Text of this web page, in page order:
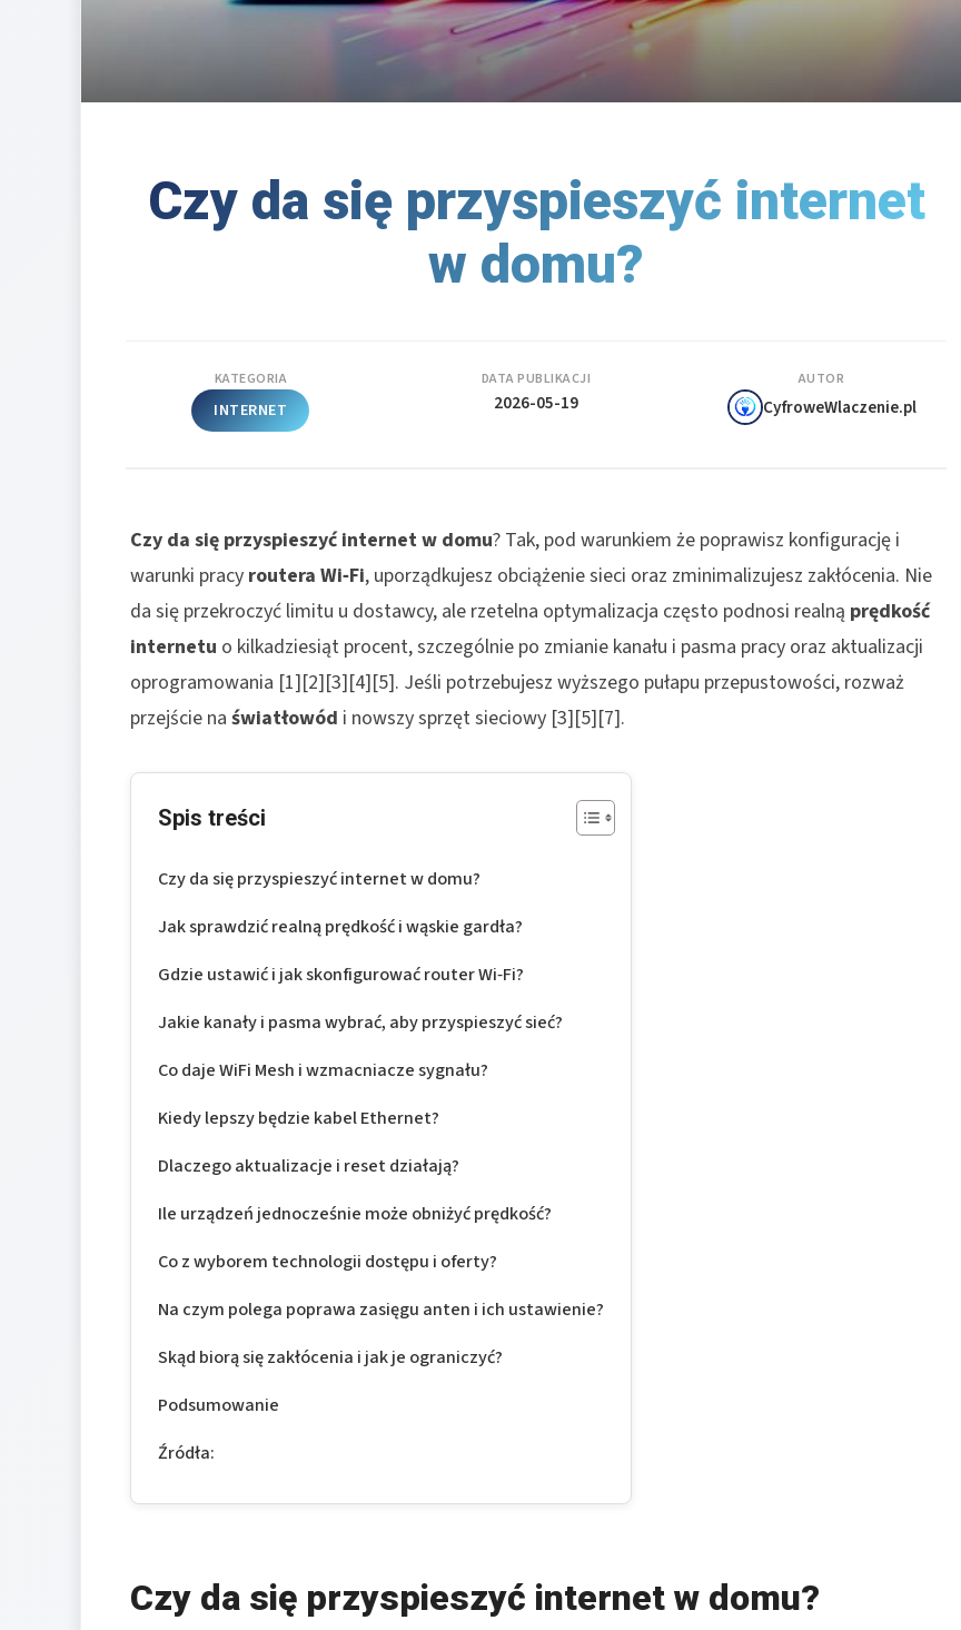
Czy da się przyspieszyć internet
w domu?
KATEGORIA
INTERNET
DATA PUBLIKACJI
2026-05-19
AUTOR
CyfroweWlaczenie.pl
Czy da się przyspieszyć internet w domu? Tak, pod warunkiem że poprawisz konfigurację i
warunki pracy routera Wi‑Fi, uporządkujesz obciążenie sieci oraz zminimalizujesz zakłócenia. Nie
da się przekroczyć limitu u dostawcy, ale rzetelna optymalizacja często podnosi realną prędkość
internetu o kilkadziesiąt procent, szczególnie po zmianie kanału i pasma pracy oraz aktualizacji
oprogramowania [1][2][3][4][5]. Jeśli potrzebujesz wyższego pułapu przepustowości, rozważ
przejście na światłowód i nowszy sprzęt sieciowy [3][5][7].
Spis treści
Czy da się przyspieszyć internet w domu?
Jak sprawdzić realną prędkość i wąskie gardła?
Gdzie ustawić i jak skonfigurować router Wi‑Fi?
Jakie kanały i pasma wybrać, aby przyspieszyć sieć?
Co daje WiFi Mesh i wzmacniacze sygnału?
Kiedy lepszy będzie kabel Ethernet?
Dlaczego aktualizacje i reset działają?
Ile urządzeń jednocześnie może obniżyć prędkość?
Co z wyborem technologii dostępu i oferty?
Na czym polega poprawa zasięgu anten i ich ustawienie?
Skąd biorą się zakłócenia i jak je ograniczyć?
Podsumowanie
Źródła:
Czy da się przyspieszyć internet w domu?